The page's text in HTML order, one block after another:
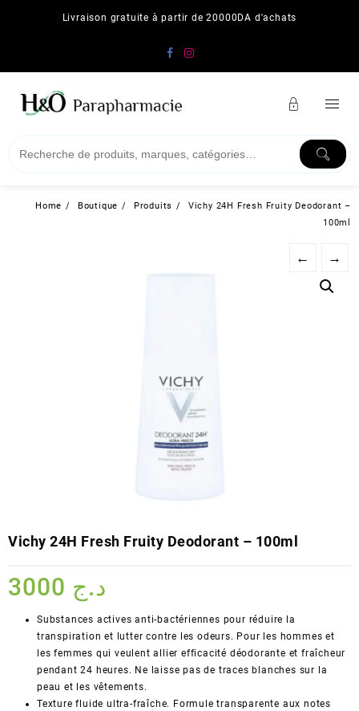
Livraison gratuite à partir de 20000DA d'achats
Home Boutique Produits
Vichy 24H Fresh Fruity Deodorant –
100ml
← →
Vichy 24H Fresh Fruity Deodorant – 100ml
د.ج
Substances actives anti-bactériennes pour réduire la
transpiration et lutter contre les odeurs. Pour les hommes et
les femmes qui veulent allier efficacité déodorante et fraîcheur
pendant 24 heures. Ne laisse pas de traces blanches sur la
peau et les vêtements.
Texture fluide ultra-fraîche. Formule transparente aux notes